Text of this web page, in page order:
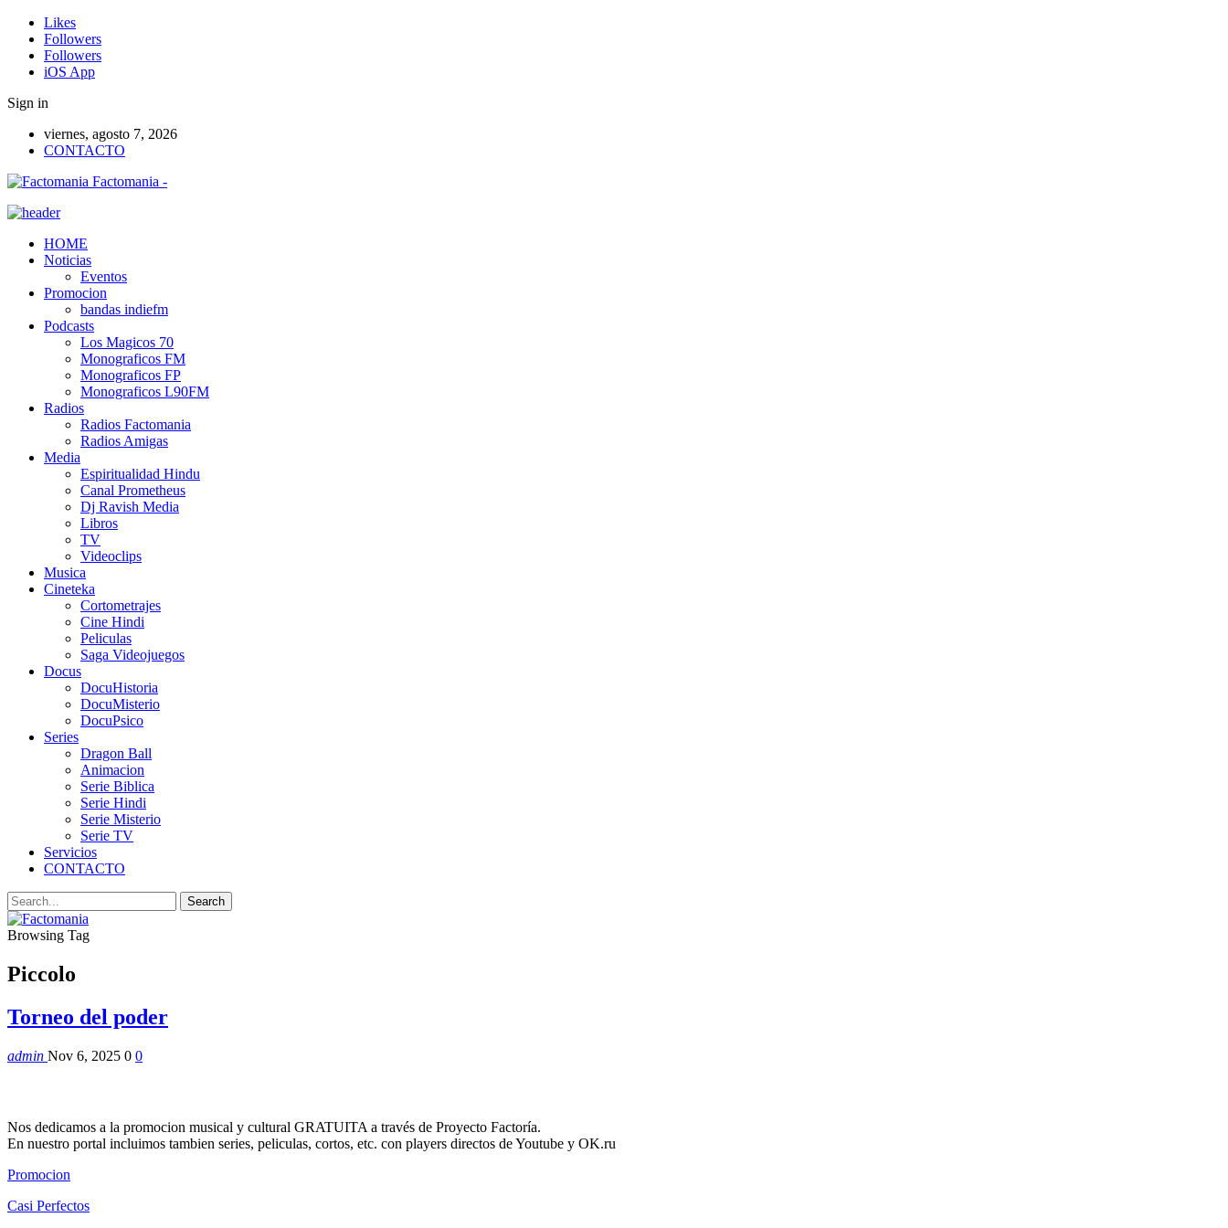
Likes
Followers
Followers
iOS App
Sign in
viernes, agosto 7, 2026
CONTACTO
Factomania -
HOME
Noticias
Eventos
Promocion
bandas indiefm
Podcasts
Los Magicos 70
Monograficos FM
Monograficos FP
Monograficos L90FM
Radios
Radios Factomania
Radios Amigas
Media
Espiritualidad Hindu
Canal Prometheus
Dj Ravish Media
Libros
TV
Videoclips
Musica
Cineteka
Cortometrajes
Cine Hindi
Peliculas
Saga Videojuegos
Docus
DocuHistoria
DocuMisterio
DocuPsico
Series
Dragon Ball
Animacion
Serie Biblica
Serie Hindi
Serie Misterio
Serie TV
Servicios
CONTACTO
Browsing Tag
Piccolo
Torneo del poder
admin Nov 6, 2025 0 0
Nos dedicamos a la promocion musical y cultural GRATUITA a través de Proyecto Factoría.
En nuestro portal incluimos tambien series, peliculas, cortos, etc. con players directos de Youtube y OK.ru
Promocion
Casi Perfectos